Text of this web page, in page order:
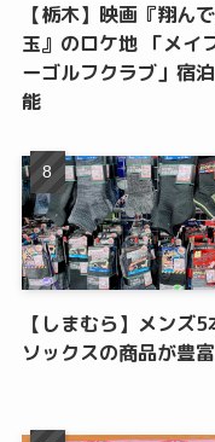
【栃木】映画『翔ん
玉』のロケ地 「メイ
ーゴルフクラブ」宿
能
【しまむら】メンズ5
ソックスの商品が豊富